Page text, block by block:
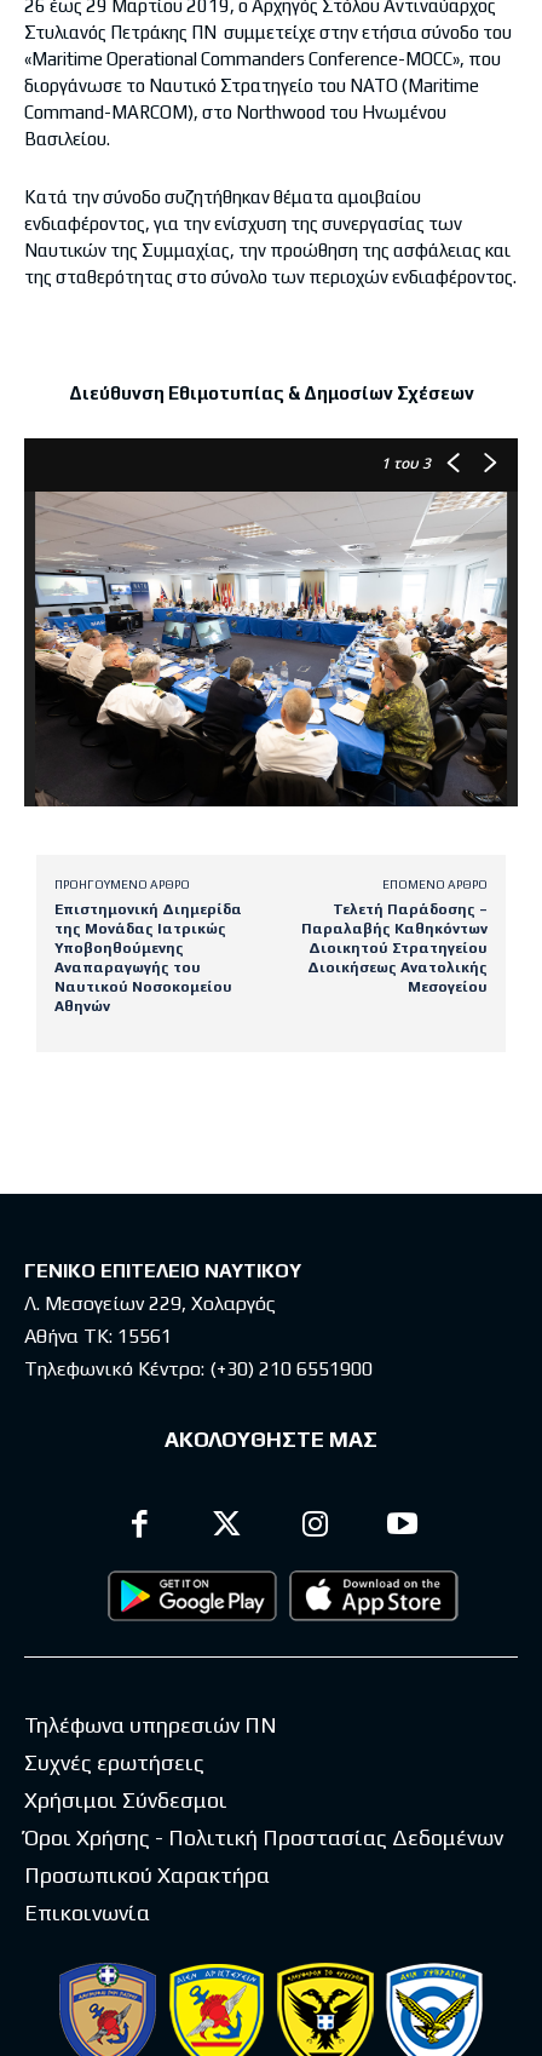
26 έως 29 Μαρτίου 2019, ο Αρχηγός Στόλου Αντιναύαρχος
Στυλιανός Πετράκης ΠΝ συμμετείχε στην ετήσια σύνοδο του
«Maritime Operational Commanders Conference-MOCC», που
διοργάνωσε το Ναυτικό Στρατηγείο του ΝΑΤΟ (Maritime
Command-MARCOM), στο Νorthwood του Ηνωμένου
Βασιλείου.
Κατά την σύνοδο συζητήθηκαν θέματα αμοιβαίου
ενδιαφέροντος, για την ενίσχυση της συνεργασίας των
Ναυτικών της Συμμαχίας, την προώθηση της ασφάλειας και
της σταθερότητας στο σύνολο των περιοχών ενδιαφέροντος.
Διεύθυνση Εθιμοτυπίας & Δημοσίων Σχέσεων
1 του 3
ΠΡΟΗΓΟΎΜΕΝΟ ΆΡΘΡΟ
Επιστημονική Διημερίδα
της Μονάδας Ιατρικώς
Υποβοηθούμενης
Αναπαραγωγής του
Ναυτικού Νοσοκομείου
Αθηνών
ΕΠΌΜΕΝΟ ΆΡΘΡΟ
Τελετή Παράδοσης –
Παραλαβής Καθηκόντων
Διοικητού Στρατηγείου
Διοικήσεως Ανατολικής
Μεσογείου
ΓΕΝΙΚΟ ΕΠΙΤΕΛΕΙΟ ΝΑΥΤΙΚΟΥ
Λ. Μεσογείων 229, Χολαργός
Αθήνα ΤΚ: 15561
Τηλεφωνικό Κέντρο: (+30) 210 6551900
ΑΚΟΛΟΥΘΗΣΤΕ ΜΑΣ
Τηλέφωνα υπηρεσιών ΠΝ
Συχνές ερωτήσεις
Χρήσιμοι Σύνδεσμοι
Όροι Χρήσης - Πολιτική Προστασίας Δεδομένων
Προσωπικού Χαρακτήρα
Επικοινωνία